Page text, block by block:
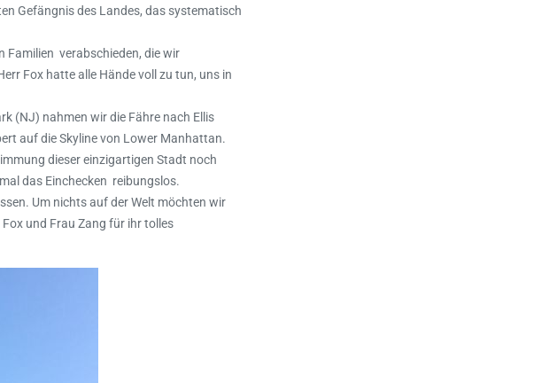
Gefängnis des Landes, das systematisch
Familien verabschieden, die wir
Fox hatte alle Hände voll zu tun, uns in
(NJ) nahmen wir die Fähre nach Ellis
auf die Skyline von Lower Manhattan.
dieser einzigartigen Stadt noch
das Einchecken reibungslos.
Um nichts auf der Welt möchten wir
und Frau Zang für ihr tolles